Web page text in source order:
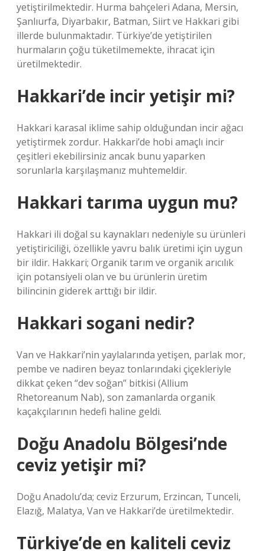
yetiştirilmektedir. Hurma bahçeleri Adana, Mersin,
Şanlıurfa, Diyarbakır, Batman, Siirt ve Hakkari gibi
illerde bulunmaktadır. Türkiye’de yetiştirilen
hurmaların çoğu tüketilmemekte, ihracat için
üretilmektedir.
Hakkari’de incir yetişir mi?
Hakkari karasal iklime sahip olduğundan incir ağacı
yetiştirmek zordur. Hakkari’de hobi amaçlı incir
çeşitleri ekebilirsiniz ancak bunu yaparken
sorunlarla karşılaşmanız muhtemeldir.
Hakkari tarıma uygun mu?
Hakkari ili doğal su kaynakları nedeniyle su ürünleri
yetiştiriciliği, özellikle yavru balık üretimi için uygun
bir ildir. Hakkari; Organik tarım ve organik arıcılık
için potansiyeli olan ve bu ürünlerin üretim
bilincinin giderek arttığı bir ildir.
Hakkari sogani nedir?
Van ve Hakkari’nin yaylalarında yetişen, parlak mor,
pembe ve nadiren beyaz tonlarındaki çiçekleriyle
dikkat çeken “dev soğan” bitkisi (Allium
Rhetoreanum Nab), son zamanlarda organik
kaçakçılarının hedefi haline geldi.
Doğu Anadolu Bölgesi’nde
ceviz yetişir mi?
Doğu Anadolu’da; ceviz Erzurum, Erzincan, Tunceli,
Elazığ, Malatya, Van ve Hakkari’de üretilmektedir.
Türkiye’de en kaliteli ceviz